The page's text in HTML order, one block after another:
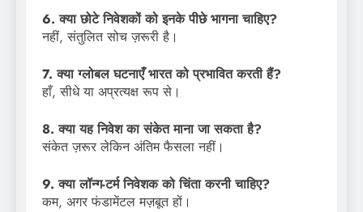
6. क्या छोटे निवेशकों को इनके पीछे भागना चाहिए?
नहीं, संतुलित सोच ज़रूरी है।
7. क्या ग्लोबल घटनाएँ भारत को प्रभावित करती हैं?
हाँ, सीधे या अप्रत्यक्ष रूप से।
8. क्या यह निवेश का संकेत माना जा सकता है?
संकेत ज़रूर लेकिन अंतिम फैसला नहीं।
9. क्या लॉन्ग-टर्म निवेशक को चिंता करनी चाहिए?
कम, अगर फंडामेंटल मज़बूत हों।